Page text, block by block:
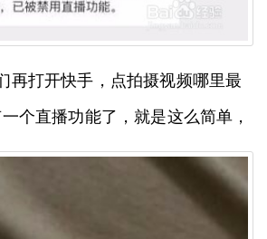
再打开快手，点拍摄视频哪里最
个直播功能了，就是这么简单，